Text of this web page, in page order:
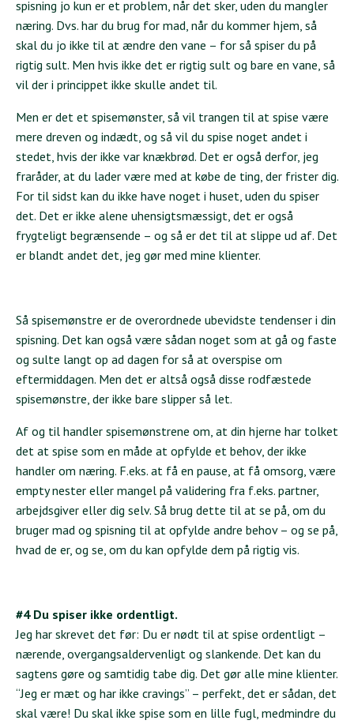
spisning jo kun er et problem, når det sker, uden du mangler
næring. Dvs. har du brug for mad, når du kommer hjem, så
skal du jo ikke til at ændre den vane – for så spiser du på
rigtig sult. Men hvis ikke det er rigtig sult og bare en vane, så
vil der i princippet ikke skulle andet til.
Men er det et spisemønster, så vil trangen til at spise være
mere dreven og indædt, og så vil du spise noget andet i
stedet, hvis der ikke var knækbrød. Det er også derfor, jeg
fraråder, at du lader være med at købe de ting, der frister dig.
For til sidst kan du ikke have noget i huset, uden du spiser
det. Det er ikke alene uhensigtsmæssigt, det er også
frygteligt begrænsende – og så er det til at slippe ud af. Det
er blandt andet det, jeg gør med mine klienter.
Så spisemønstre er de overordnede ubevidste tendenser i din
spisning. Det kan også være sådan noget som at gå og faste
og sulte langt op ad dagen for så at overspise om
eftermiddagen. Men det er altså også disse rodfæstede
spisemønstre, der ikke bare slipper så let.
Af og til handler spisemønstrene om, at din hjerne har tolket
det at spise som en måde at opfylde et behov, der ikke
handler om næring. F.eks. at få en pause, at få omsorg, være
empty nester eller mangel på validering fra f.eks. partner,
arbejdsgiver eller dig selv. Så brug dette til at se på, om du
bruger mad og spisning til at opfylde andre behov – og se på,
hvad de er, og se, om du kan opfylde dem på rigtig vis.
#4 Du spiser ikke ordentligt.
Jeg har skrevet det før: Du er nødt til at spise ordentligt –
nærende, overgangsaldervenligt og slankende. Det kan du
sagtens gøre og samtidig tabe dig. Det gør alle mine klienter.
“Jeg er mæt og har ikke cravings” – perfekt, det er sådan, det
skal være! Du skal ikke spise som en lille fugl, medmindre du